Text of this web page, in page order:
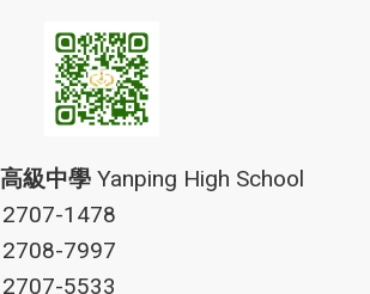
級中學 Yanping High School
1478
7997
5533